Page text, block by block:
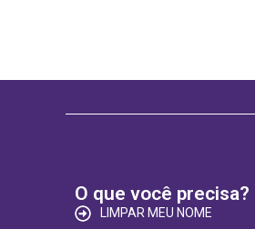
O que você precisa?
LIMPAR MEU NOME